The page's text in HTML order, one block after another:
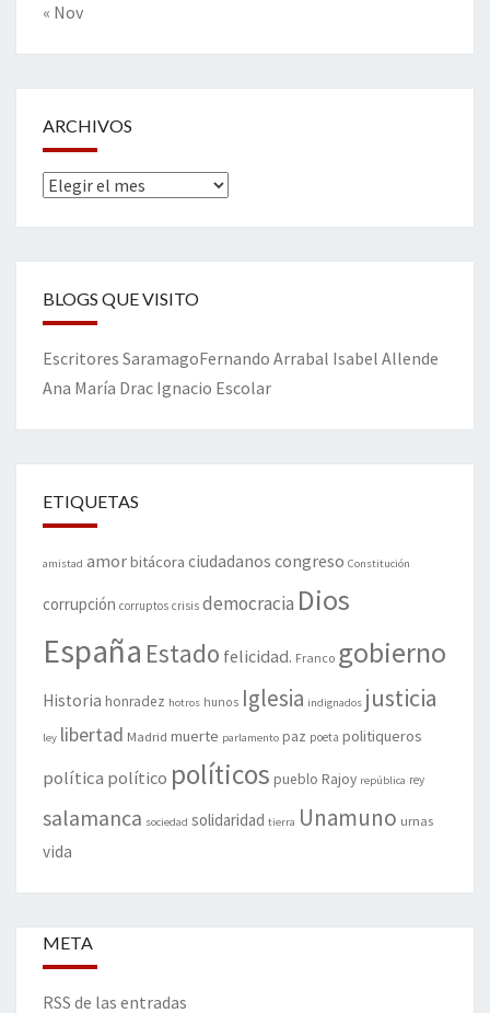
« Nov
ARCHIVOS
Archivos
BLOGS QUE VISITO
Escritores SaramagoFernando Arrabal Isabel Allende
Ana María Drac Ignacio Escolar
ETIQUETAS
amistad amorbitácora ciudadanos congreso Constitución
corrupción corruptos crisis democracia Dios
España Estado felicidad. Franco gobierno
Historia honradez hotros hunos Iglesia indignados justicia
ley libertad Madrid muerte parlamento paz poeta politiqueros
política político políticos pueblo Rajoy república rey
salamanca sociedad solidaridad tierra Unamuno urnas
vida
META
RSS de las entradas